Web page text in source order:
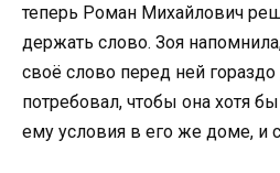
теперь Роман Михайлович
держать слово. Зоя
своё слово перед ней
потребовал, чтобы она хотя
ему условия в его же доме, и